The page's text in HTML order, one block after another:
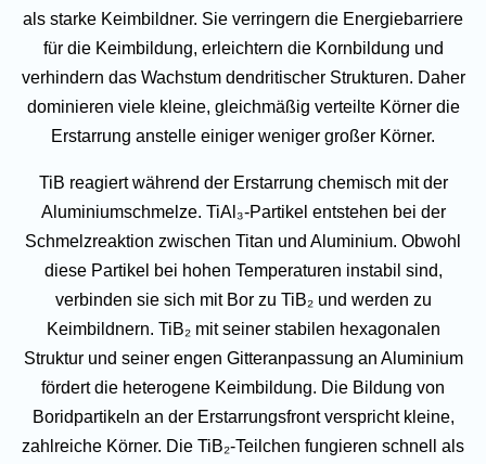
als starke Keimbildner. Sie verringern die Energiebarriere
für die Keimbildung, erleichtern die Kornbildung und
verhindern das Wachstum dendritischer Strukturen. Daher
dominieren viele kleine, gleichmäßig verteilte Körner die
Erstarrung anstelle einiger weniger großer Körner.
TiB reagiert während der Erstarrung chemisch mit der
Aluminiumschmelze. TiAl₃-Partikel entstehen bei der
Schmelzreaktion zwischen Titan und Aluminium. Obwohl
diese Partikel bei hohen Temperaturen instabil sind,
verbinden sie sich mit Bor zu TiB₂ und werden zu
Keimbildnern. TiB₂ mit seiner stabilen hexagonalen
Struktur und seiner engen Gitteranpassung an Aluminium
fördert die heterogene Keimbildung. Die Bildung von
Boridpartikeln an der Erstarrungsfront verspricht kleine,
zahlreiche Körner. Die TiB₂-Teilchen fungieren schnell als